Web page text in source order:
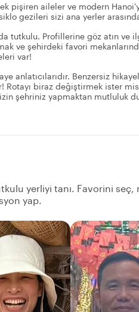
pişiren aileler ve modern
gezileri sizi ana yerler
tutkulu. Profillerine göz atın ve
ve şehirdeki favori
var!
anlatıcılarıdır. Benzersiz
Rotayı biraz değiştirmek ister
şehriniz yapmaktan mutluluk
yerliyi tanı. Favorini
yap.